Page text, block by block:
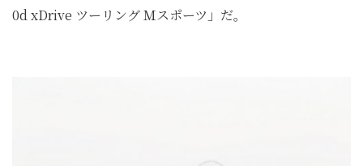
0d xDrive ツーリング Ｍスポーツ」だ。